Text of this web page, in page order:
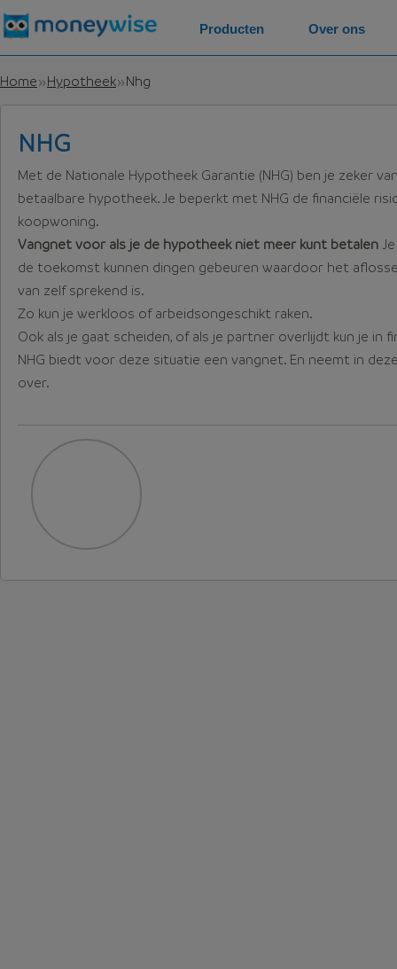
Home Hypotheek Nhg
NHG
Met de Nationale Hypotheek Garantie (NHG) ben je zeker
betaalbare hypotheek. Je beperkt met NHG de financiële
koopwoning.
Vangnet voor als je de hypotheek niet meer kunt betalen
de toekomst kunnen dingen gebeuren waardoor het
van zelf sprekend is.
Zo kun je werkloos of arbeidsongeschikt raken.
Ook als je gaat scheiden, of als je partner overlijdt kun je in
NHG biedt voor deze situatie een vangnet. En neemt in
over.
Producten Over ons